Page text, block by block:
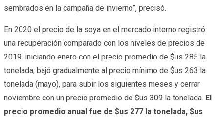
sembrados en la campaña de invierno”, precisó.
En 2020 el precio de la soya en el mercado interno registró
una recuperación comparado con los niveles de precios de
2019, iniciando enero con el precio promedio de $us 285 la
tonelada, bajó gradualmente al precio mínimo de $us 263 la
tonelada (mayo), para subir los siguientes meses y cerrar
noviembre con un precio promedio de $us 309 la tonelada. El
precio promedio anual fue de $us 277 la tonelada, $us